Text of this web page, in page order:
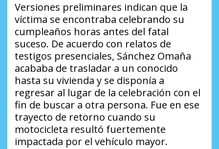
Versiones preliminares indican que la
víctima se encontraba celebrando su
cumpleaños horas antes del fatal
suceso. De acuerdo con relatos de
testigos presenciales, Sánchez Omaña
acababa de trasladar a un conocido
hasta su vivienda y se disponía a
regresar al lugar de la celebración con el
fin de buscar a otra persona. Fue en ese
trayecto de retorno cuando su
motocicleta resultó fuertemente
impactada por el vehículo mayor.